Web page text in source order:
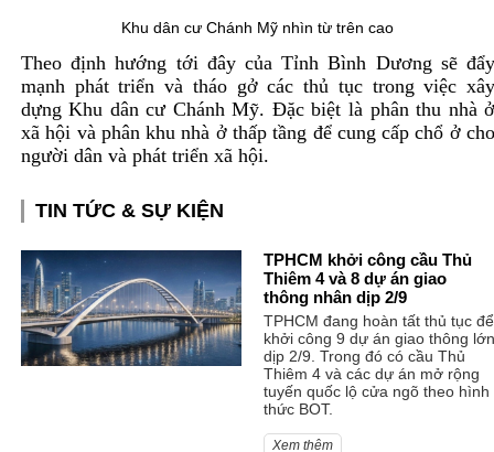
Khu dân cư Chánh Mỹ nhìn từ trên cao
Theo định hướng tới đây của Tỉnh Bình Dương sẽ
mạnh phát triển và tháo gở các thủ tục trong việc
dựng Khu dân cư Chánh Mỹ. Đặc biệt là phân thu nhà
xã hội và phân khu nhà ở thấp tầng để cung cấp chổ ở
người dân và phát triển xã hội.
TIN TỨC & SỰ KIỆN
TPHCM khởi công cầu Thủ
Thiêm 4 và 8 dự án giao
thông nhân dịp 2/9
TPHCM đang hoàn tất thủ tục để
khởi công 9 dự án giao thông lớn
dịp 2/9. Trong đó có cầu Thủ
Thiêm 4 và các dự án mở rộng
tuyến quốc lộ cửa ngõ theo hình
thức BOT.
Xem thêm